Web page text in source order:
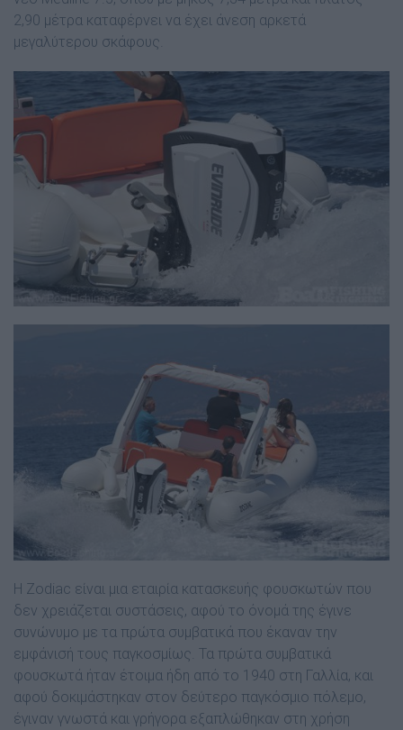
2,90 µέτρα καταφέρνει να έχει άνεση αρκετά
µεγαλύτερου σκάφους.
Η Zodiac είναι µια εταιρία κατασκευής φουσκωτών που
δεν χρειάζεται συστάσεις, αφού το όνοµά της έγινε
συνώνυµο µε τα πρώτα συµβατικά που έκαναν την
εµφάνισή τους παγκοσµίως. Τα πρώτα συµβατικά
φουσκωτά ήταν έτοιµα ήδη από το 1940 στη Γαλλία, και
αφού δοκιµάστηκαν στον δεύτερο παγκόσµιο πόλεµο,
έγιναν γνωστά και γρήγορα εξαπλώθηκαν στη χρήση